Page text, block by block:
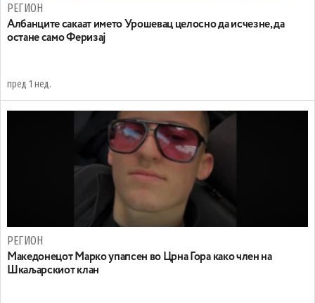
РЕГИОН
Aлбанците сакаат името Урошевац целосно да исчезне, да
остане само Феризај
пред 1 нед.
РЕГИОН
Maкедонецот Марко упапсен во Црна Гора како член на
Шкаљарскиот клан